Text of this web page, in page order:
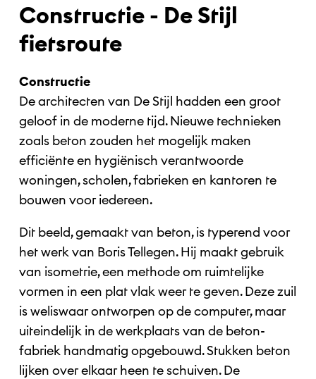
Constructie - De Stijl
fietsroute
Constructie
De architecten van De Stijl hadden een groot
geloof in de moderne tijd. Nieuwe technieken
zoals beton zouden het mogelijk maken
efficiënte en hygiënisch verantwoorde
woningen, scholen, fabrieken en kantoren te
bouwen voor iedereen.
Dit beeld, gemaakt van beton, is typerend voor
het werk van Boris Tellegen. Hij maakt gebruik
van isometrie, een methode om ruimtelijke
vormen in een plat vlak weer te geven. Deze zuil
is weliswaar ontworpen op de computer, maar
uiteindelijk in de werkplaats van de beton-
fabriek handmatig opgebouwd. Stukken beton
lijken over elkaar heen te schuiven. De